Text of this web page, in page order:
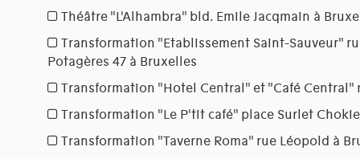
Théâtre "L'Alhambra" bld. Emile Jacqmain à
Transformation "Etablissement Saint-Sauveur"
Potagères 47 à Bruxelles
Transformation "Hotel Central" et "Café Central"
Transformation "Le P'tit café" place Surlet
Transformation "Taverne Roma" rue Léopold à